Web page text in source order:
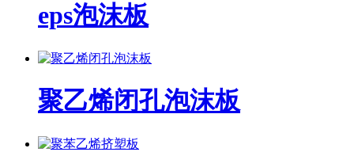
eps泡沫板
聚乙烯闭孔泡沫板